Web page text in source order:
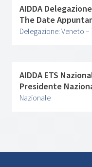
AIDDA
The Date
Delegazione: Veneto
AIDDA ETS
Presidente
Nazionale